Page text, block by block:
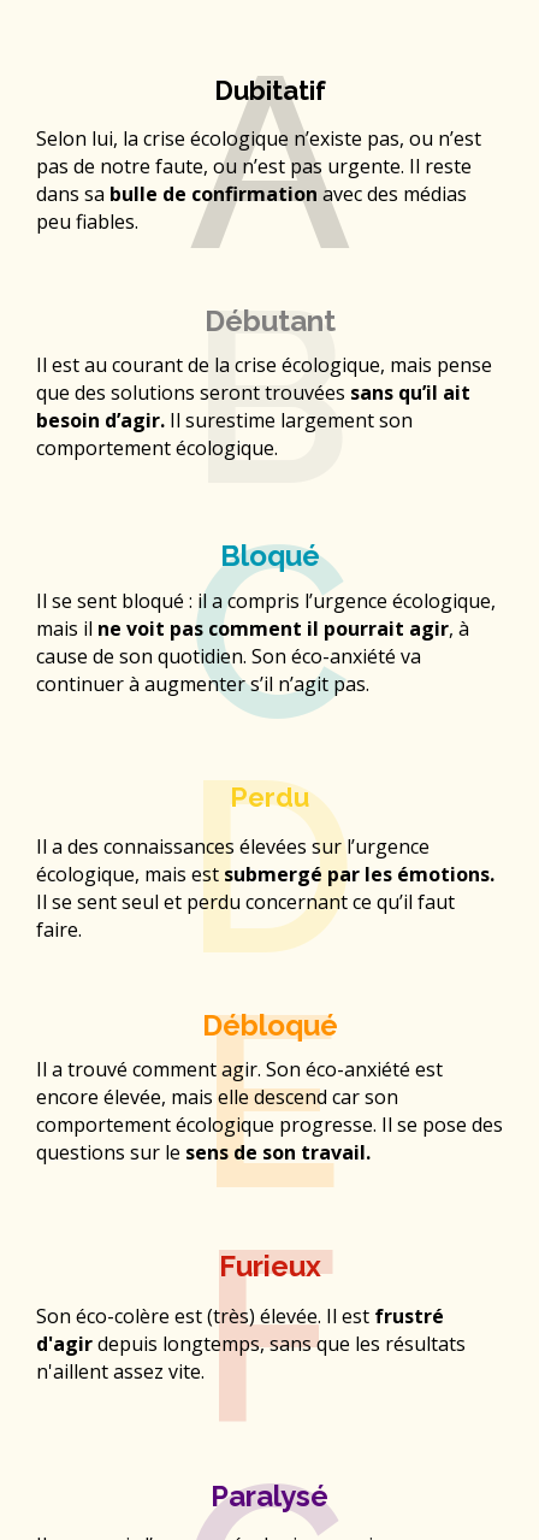
Dubitatif
Selon lui, la crise écologique n’existe pas, ou n’est
pas de notre faute, ou n’est pas urgente. Il reste
dans sa bulle de confirmation avec des médias
peu fiables.​
A
Débutant​
Il est au courant de la crise écologique, mais pense
que des solutions seront trouvées sans qu’il ait
besoin d’agir. Il surestime largement son
comportement écologique.​
B
Bloqué
Il se sent bloqué : il a compris l’urgence écologique,
mais il ne voit pas comment il pourrait agir, à
cause de son quotidien. Son éco-anxiété va
continuer à augmenter s’il n’agit pas.​
C
Perdu
Il a des connaissances élevées sur l’urgence
écologique, mais est submergé par les émotions.
Il se sent seul et perdu concernant ce qu’il faut
faire.​
D
Débloqué
Il a trouvé comment agir. Son éco-anxiété est
encore élevée, mais elle descend car son
comportement écologique progresse. Il se pose des
questions sur le sens de son travail.​
E
Furieux
Son éco-colère est (très) élevée. Il est frustré
d'agirdepuis longtemps, sans que les résultats
n'aillent assez vite.​F
Paralysé